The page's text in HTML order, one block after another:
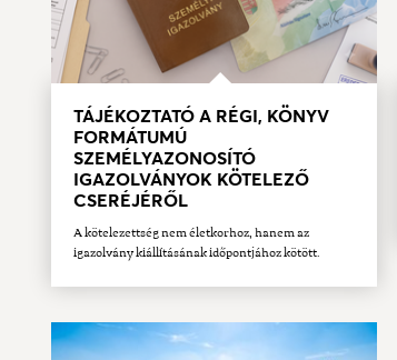
TÁJÉKOZTATÓ A RÉGI, KÖNYV
FORMÁTUMÚ
SZEMÉLYAZONOSÍTÓ
IGAZOLVÁNYOK KÖTELEZŐ
CSERÉJÉRŐL
A kötelezettség nem életkorhoz, hanem az
igazolvány kiállításának időpontjához kötött.